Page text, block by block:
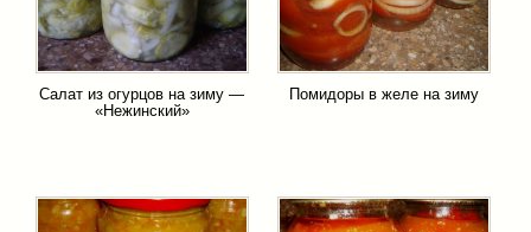
Салат из огурцов на зиму —
«Нежинский»
Помидоры в желе на зиму